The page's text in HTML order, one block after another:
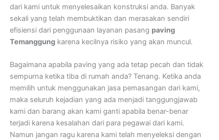
dari kami untuk menyelesaikan konstruksi anda. Banyak
sekali yang telah membuktikan dan merasakan sendiri
efisiensi dari penggunaan layanan pasang paving
Temanggung karena kecilnya risiko yang akan muncul.
Bagaimana apabila paving yang ada tetap pecah dan tidak
sempurna ketika tiba di rumah anda? Tenang. Ketika anda
memilih untuk menggunakan jasa pemasangan dari kami,
maka seluruh kejadian yang ada menjadi tanggungjawab
kami dan barang akan kami ganti apabila benar-benar
terjadi karena kesalahan dari para pegawai dari kami.
Namun jangan ragu karena kami telah menyeleksi dengan